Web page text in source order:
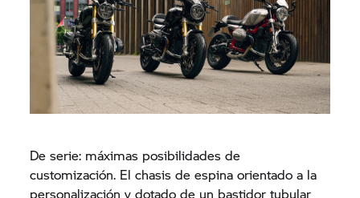
De serie: máximas posibilidades de
customización. El chasis de espina orientado a la
personalización y dotado de un bastidor tubular